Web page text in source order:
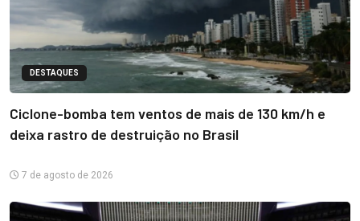
DESTAQUES
Ciclone-bomba tem ventos de mais de 130 km/h e
deixa rastro de destruição no Brasil
7 de agosto de 2026